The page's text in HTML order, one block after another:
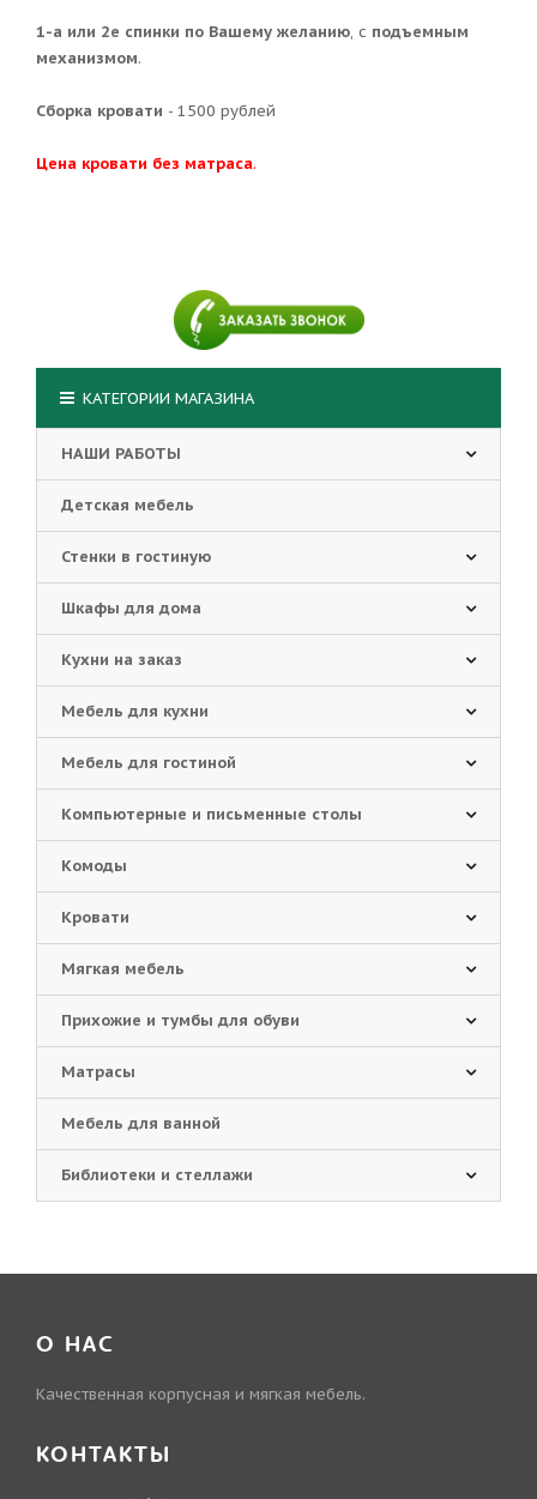
1-а или 2е спинки по Вашему желанию, с подъемным
механизмом.
Сборка кровати - 1500 рублей
Цена кровати без матраса.
КАТЕГОРИИ МАГАЗИНА
НАШИ РАБОТЫ
Детская мебель
Стенки в гостиную
Шкафы для дома
Кухни на заказ
Мебель для кухни
Мебель для гостиной
Компьютерные и письменные столы
Комоды
Кровати
Мягкая мебель
Прихожие и тумбы для обуви
Матрасы
Мебель для ванной
Библиотеки и стеллажи
О НАС
Качественная корпусная и мягкая мебель.
КОНТАКТЫ